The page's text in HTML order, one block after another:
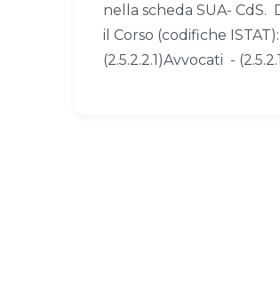
nella scheda SUA-
il Corso (codifiche
(2.5.2.2.1)Avvocati -